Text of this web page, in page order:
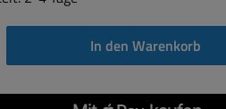
Wert ein oder benutze die
In den Warenkorb